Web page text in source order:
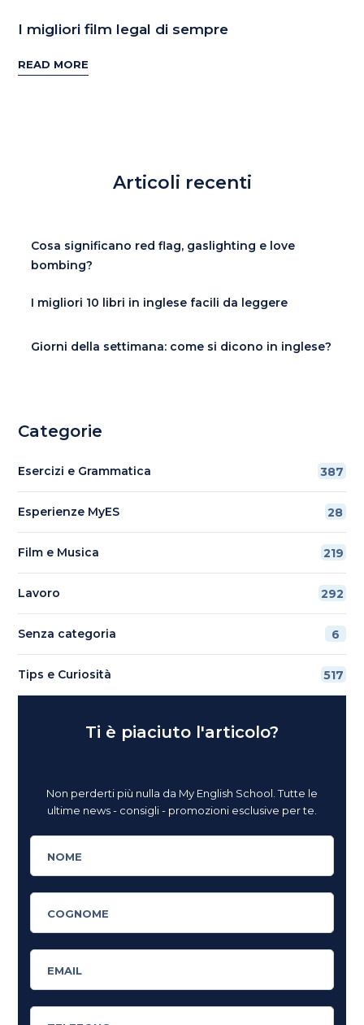
I migliori film legal di sempre
READ MORE
Articoli recenti
Cosa significano red flag, gaslighting e love
bombing?
I migliori 10 libri in inglese facili da leggere
Giorni della settimana: come si dicono in inglese?
Categorie
Esercizi e Grammatica 387
Esperienze MyES 28
Film e Musica 219
Lavoro 292
Senza categoria 6
Tips e Curiosità 517
Ti è piaciuto l'articolo?
Non perderti più nulla da My English School. Tutte le
ultime news - consigli - promozioni esclusive per te.